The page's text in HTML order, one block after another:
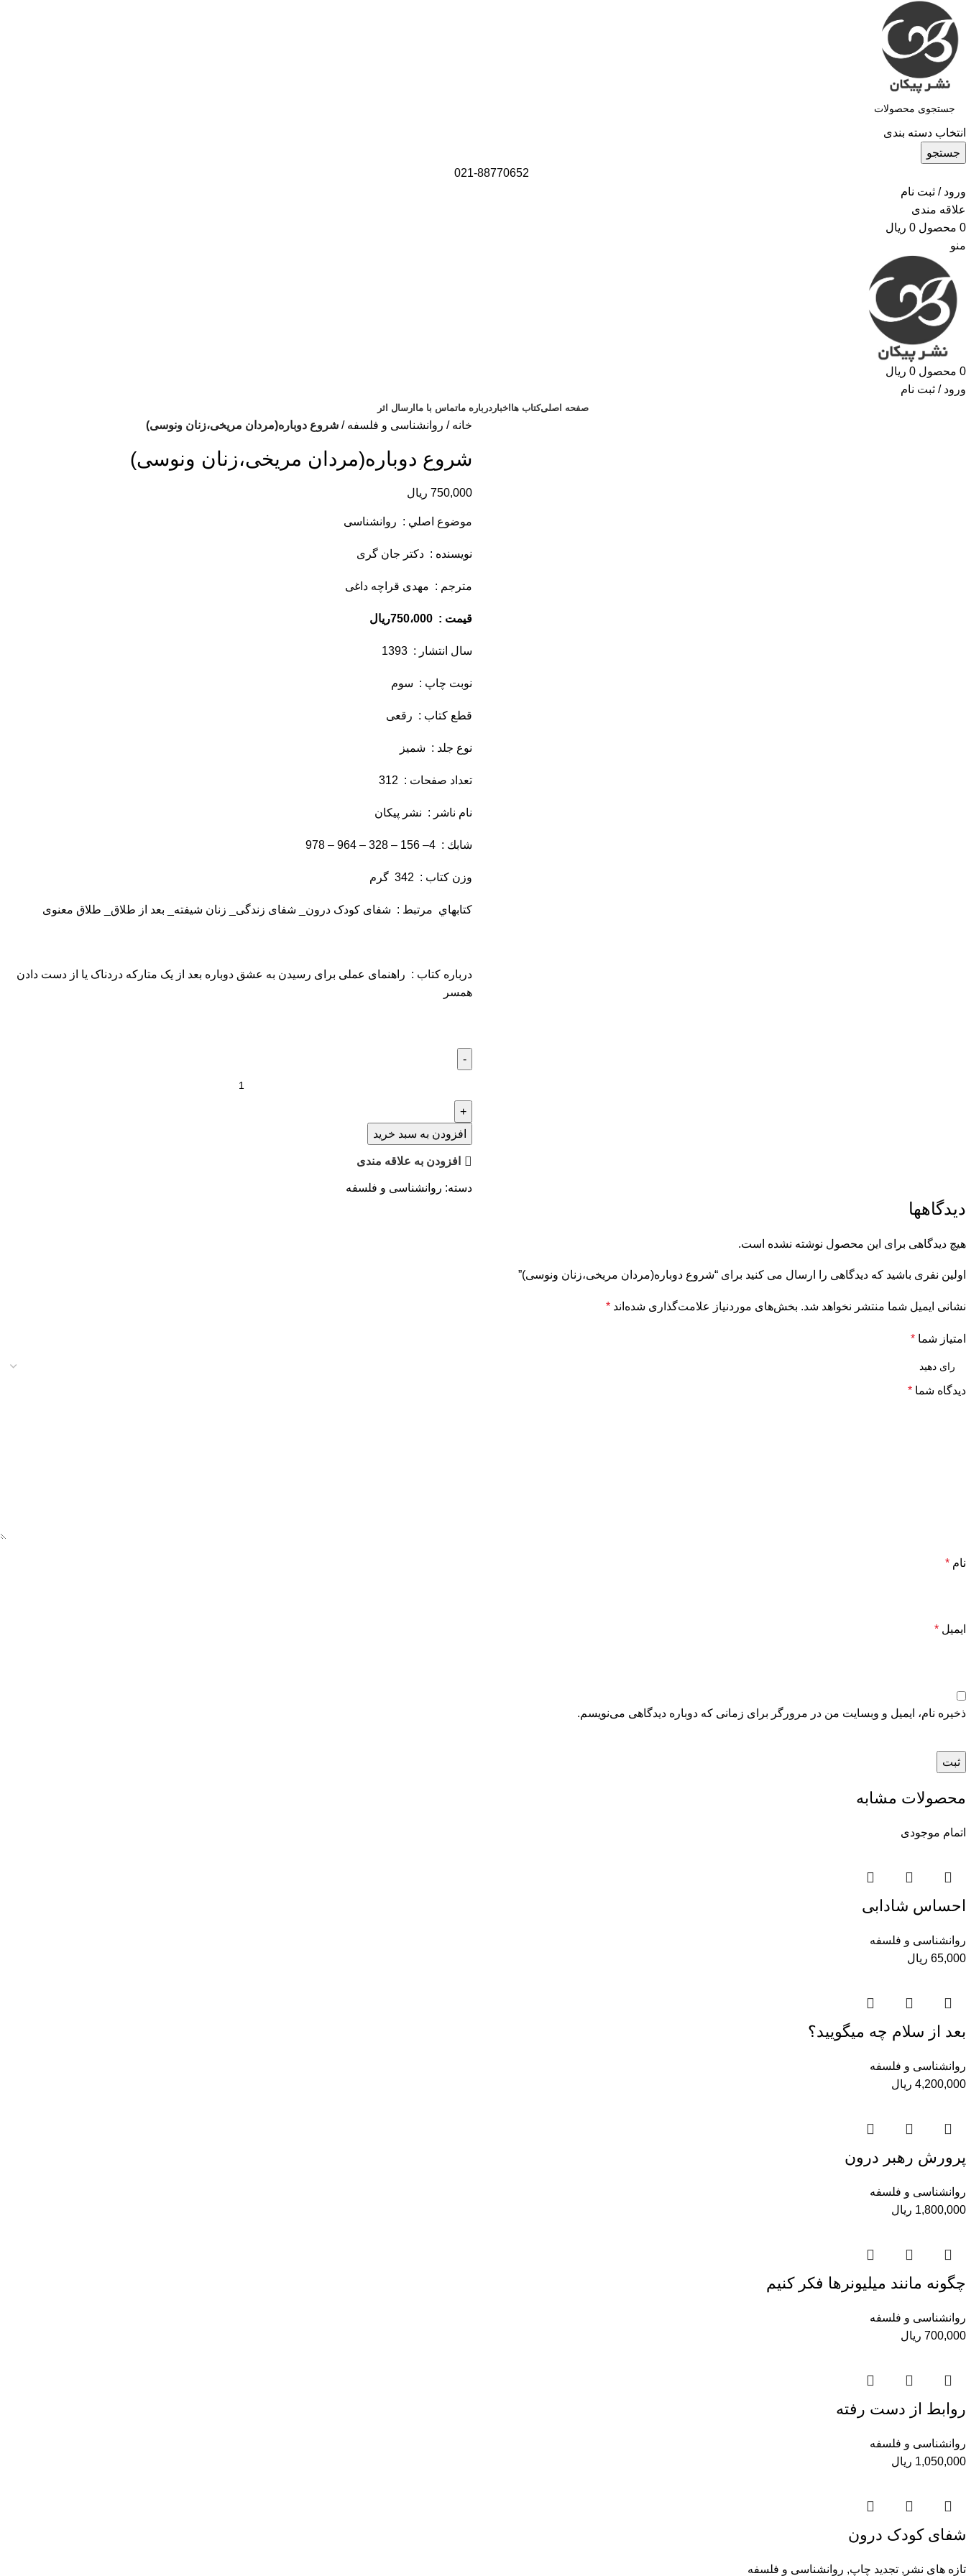
انتخاب دسته بندی
جستجو
021-88770652
ورود / ثبت نام
علاقه مندی
0 محصول 0 ریال
منو
0 محصول 0 ریال
ورود / ثبت نام
صفحه اصلیکتاب ها اخبار درباره ماتماس با ما ارسال اثر
خانه روانشناسی و فلسفه شروع دوباره(مردان مریخی،زنان ونوسی)
شروع دوباره(مردان مریخی،زنان ونوسی)
750,000 ریال
موضوع اصلي : روانشناسی
نويسنده : دکتر جان گری
مترجم : مهدی قراچه داغی
قيمت : 750،000ريال
سال انتشار : 1393
نوبت چاپ : سوم
قطع كتاب : رقعی
نوع جلد : شمیز
تعداد صفحات : 312
نام ناشر : نشر پيكان
شابك : 4– 156 – 328 – 964 – 978
وزن كتاب : 342 گرم
كتاب­هاي مرتبط : شفای کودک درون_ شفای زندگی_ زنان شیفته_ بعد از طلاق_ طلاق معنوی
درباره كتاب : راهنمای عملی برای رسیدن به عشق دوباره بعد از یک متارکه دردناک یا از دست دادن
همسر
افزودن به سبد خرید
افزودن به علاقه مندی
دسته: روانشناسی و فلسفه
دیدگاهها
هیچ دیدگاهی برای این محصول نوشته نشده است.
اولین نفری باشید که دیدگاهی را ارسال می کنید برای “شروع دوباره(مردان مریخی،زنان ونوسی)”
نشانی ایمیل شما منتشر نخواهد شد. بخش‌های موردنیاز علامت‌گذاری شده‌اند *
امتیاز شما *
دیدگاه شما *
نام *
ایمیل *
ذخیره نام، ایمیل و وبسایت من در مرورگر برای زمانی که دوباره دیدگاهی می‌نویسم.
محصولات مشابه
اتمام موجودی
احساس شادابی
روانشناسی و فلسفه
65,000 ریال
بعد از سلام چه می­گویید؟
روانشناسی و فلسفه
4,200,000 ریال
پرورش رهبر درون
روانشناسی و فلسفه
1,800,000 ریال
چگونه مانند میلیونرها فکر کنیم
روانشناسی و فلسفه
700,000 ریال
روابط از دست رفته
روانشناسی و فلسفه
1,050,000 ریال
شفای کودک درون
تازه های نشر , تجدید چاپ, روانشناسی و فلسفه